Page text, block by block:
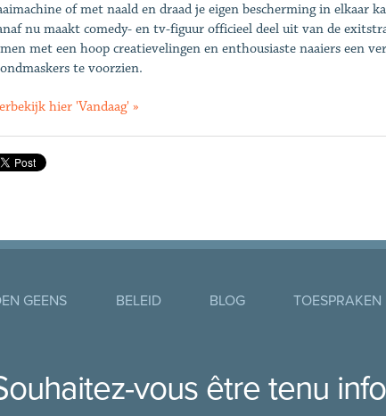
of met naald en draad je eigen bescherming in elkaar
nu maakt comedy- en tv-figuur officieel deel uit van de
met een hoop creatievelingen en enthousiaste naaiers een
te voorzien.
hier 'Vandaag' »
GEENS BELEID BLOG TOESPRAKEN
vous être tenu